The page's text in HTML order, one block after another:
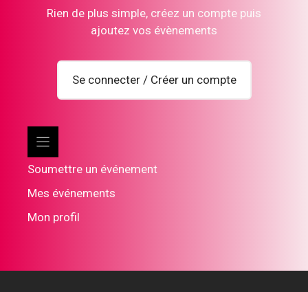
Rien de plus simple, créez un compte puis
ajoutez vos évènements
Se connecter / Créer un compte
Soumettre un événement
Mes événements
Mon profil